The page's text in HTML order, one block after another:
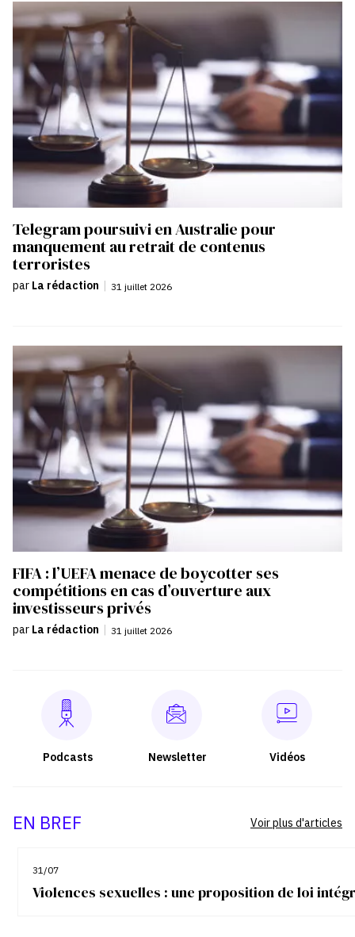
Telegram poursuivi en Australie pour
manquement au retrait de contenus
terroristes
par La rédaction | 31 juillet 2026
FIFA : l’UEFA menace de boycotter ses
compétitions en cas d’ouverture aux
investisseurs privés
par La rédaction | 31 juillet 2026
Podcasts Newsletter Vidéos
EN BREF
31/07
Violences sexuelles : une proposition de loi
Voir plus d'articles